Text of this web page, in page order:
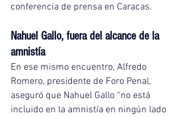
conferencia de prensa en Caracas.
Nahuel Gallo, fuera del alcance de la
amnistía
En ese mismo encuentro, Alfredo
Romero, presidente de Foro Penal,
aseguró que Nahuel Gallo “no está
incluido en la amnistía en ningún lado